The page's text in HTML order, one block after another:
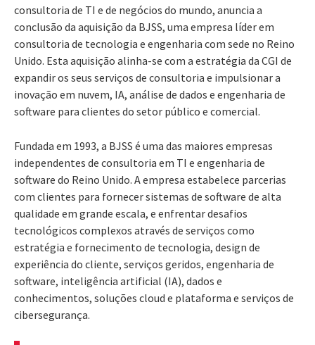
consultoria de TI e de negócios do mundo, anuncia a
conclusão da aquisição da BJSS, uma empresa líder em
consultoria de tecnologia e engenharia com sede no Reino
Unido. Esta aquisição alinha-se com a estratégia da CGI de
expandir os seus serviços de consultoria e impulsionar a
inovação em nuvem, IA, análise de dados e engenharia de
software para clientes do setor público e comercial.
Fundada em 1993, a BJSS é uma das maiores empresas
independentes de consultoria em TI e engenharia de
software do Reino Unido. A empresa estabelece parcerias
com clientes para fornecer sistemas de software de alta
qualidade em grande escala, e enfrentar desafios
tecnológicos complexos através de serviços como
estratégia e fornecimento de tecnologia, design de
experiência do cliente, serviços geridos, engenharia de
software, inteligência artificial (IA), dados e
conhecimentos, soluções cloud e plataforma e serviços de
cibersegurança.